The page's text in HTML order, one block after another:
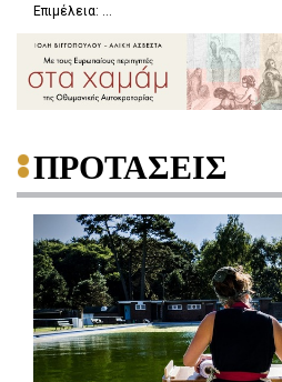
Επιμέλεια: ...
ΠΡΟΤΑΣΕΙΣ